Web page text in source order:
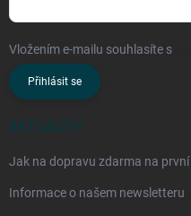
Vložením e-mailu souhlasíte s
Přihlásit se
AKTUALITY
Jak na dopravu zdarma na
Informace o našem newsletteru